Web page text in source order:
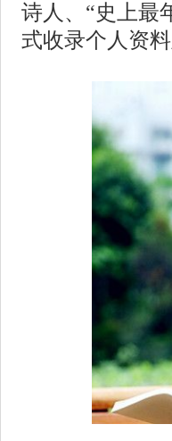
诗人、“史上最
式收录个人资料